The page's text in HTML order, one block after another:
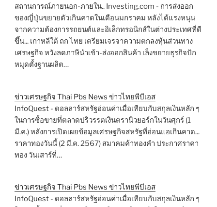
สถานการณ์ภายนอก-ภายใน.. Investing.com - การส่งออก
ของญี่ปุ่นขยายตัวเกินคาดในเดือนมกราคม หลังได้แรงหนุน
จากความต้องการรถยนต์และอิเล็กทรอนิกส์ในต่างประเทศที่ดี
ขึ้น... เกาหลีใต้ ถก ไทย เตรียมเจรจาความตกลงหุ้นส่วนทาง
เศรษฐกิจ หวังลดภาษีนำเข้า-ส่งออกสินค้า เล็งขยายธุรกิจปัก
หมุดตั้งฐานผลิต…
ข่าวเศรษฐกิจ Thai Pbs News ข่าวไทยพีบีเอส
InfoQuest - ดอลลาร์สหรัฐอ่อนค่าเมื่อเทียบกับสกุลเงินหลัก ๆ
ในการซื้อขายที่ตลาดปริวรรตเงินตรานิวยอร์กในวันศุกร์ (1
มี.ค.) หลังการเปิดเผยข้อมูลเศรษฐกิจสหรัฐที่อ่อนแอเกินคาด...
ราคาทองวันนี้ (2 มี.ค. 2567) สมาคมค้าทองคำ ประกาศราคา
ทอง วันเสาร์ที่…
ข่าวเศรษฐกิจ Thai Pbs News ข่าวไทยพีบีเอส
InfoQuest - ดอลลาร์สหรัฐอ่อนค่าเมื่อเทียบกับสกุลเงินหลัก ๆ